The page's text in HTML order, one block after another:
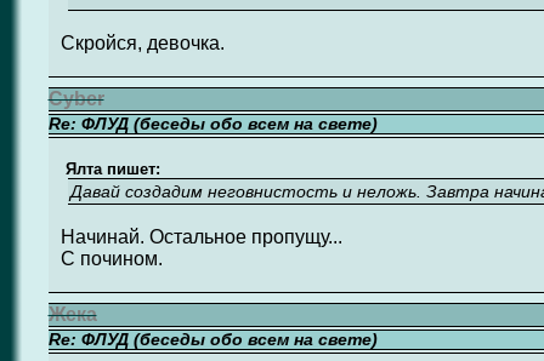
Скройся, девочка.
Cyber
Re: ФЛУД (беседы обо всем на свете)
Ялта пишет:
Давай создадим неговнистость и неложь. Завтра
Начинай. Остальное пропущу...
С почином.
Жека
Re: ФЛУД (беседы обо всем на свете)